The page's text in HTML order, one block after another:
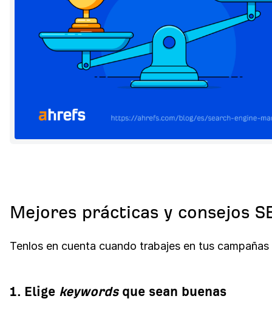
Mejores prácticas y consejos
Tenlos en cuenta cuando trabajes en tus campañas
1. Elige keywords que sean buenas